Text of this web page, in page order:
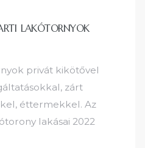
LAKÓTORNYOK
privát kikötővel
zárt
éttermekkel. Az
lakásai 2022